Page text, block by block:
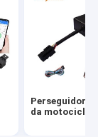
Perseguidor
da